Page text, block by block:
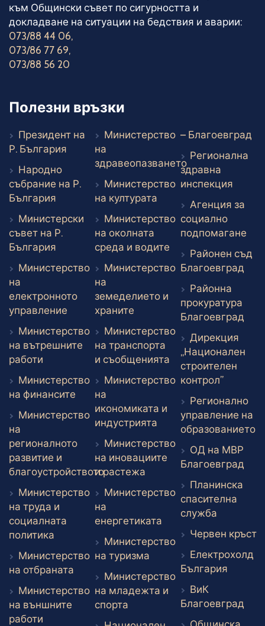
към Общински съвет по сигурността и
докладване на ситуации на бедствия и аварии:
073/88 44 06,
073/86 77 69,
073/88 56 20
Полезни връзки
Президент на
Р. България Външен линк
Народно
събрание на Р.
България Външен линк
Министерски
съвет на Р.
България Външен линк
Министерство
на
електронното
управление Външен линк
Министерство
на вътрешните
работи Външен линк
Министерство
на финансите Външен линк
Министерство
на
регионалното
развитие и
благоустройството
Външен линк
Министерство
на труда и
социалната
политика Външен линк
Министерство
на отбраната Външен линк
Министерство
на външните
работи Външен линк
Министерство
на
здравеопазването
Външен линк
Министерство
на културата Външен линк
Министерство
на околната
среда и водите Външен линк
Министерство
на
земеделието и
храните Външен линк
Министерство
на транспорта
и съобщенията Външен линк
Министерство
на
икономиката и
индустрията Външен линк
Министерство
на иновациите
и растежа Външен линк
Министерство
на
енергетиката Външен линк
Министерство
на туризма Външен линк
Министерство
на младежта и
спорта Външен линк
– Благоевград
Регионална
здравна
инспекция
Агенция за
социално
подпомагане
Районен съд
Благоевград
Районна
прокуратура
Благоевград
Дирекция
„Национален
строителен
контрол”Външен
Регионално
управление на
образованието
ОД на МВР
Благоевград
Планинска
спасителна
служба
Червен кръст
Електрохолд
България
ВиК
Благоевград